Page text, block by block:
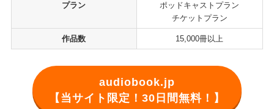
プラン
ポッドキャストプラン
チケットプラン
作品数 15,000冊以上
audiobook.jp
【当サイト限定！30日間無料！】